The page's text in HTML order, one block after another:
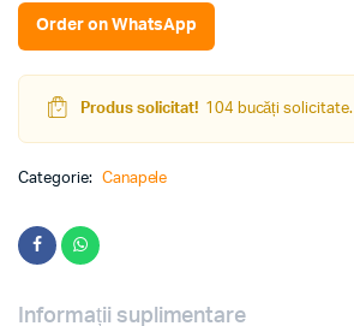
Order on WhatsApp
Produs solicitat! 104 bucăți solicitate.
Categorie: Canapele
Informații suplimentare